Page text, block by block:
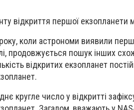
відкриття першої екзопланети
коли астрономи виявили
продовжується пошук інших
відкритих екзопланет
кругле число у відкритті